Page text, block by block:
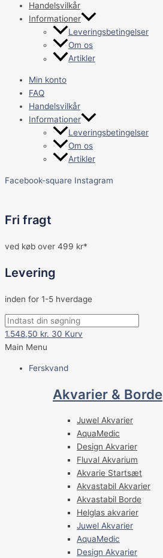
Handelsvilkår
Informationer
Leveringsbetingelser
Om os
Artikler
Min konto
FAQ
Handelsvilkår
Informationer
Leveringsbetingelser
Om os
Artikler
Facebook-square Instagram
Fri fragt
ved køb over 499 kr*
Levering
inden for 1-5 hverdage
1.548,50 kr. 30 Kurv
Main Menu
Ferskvand
Akvarier & Borde
Juwel Akvarier
AquaMedic
Design Akvarier
Fluval Akvarium
Akvarie Startsæt
Akvastabil Akvarier
Akvastabil Borde
Helglas akvarier
Juwel Akvarier
AquaMedic
Design Akvarier